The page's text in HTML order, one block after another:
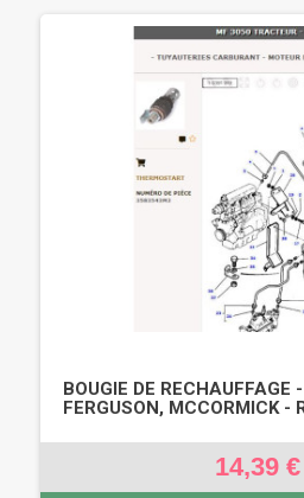
BOUGIE DE
FERGUSON, MCCORMICK -
14,39 €